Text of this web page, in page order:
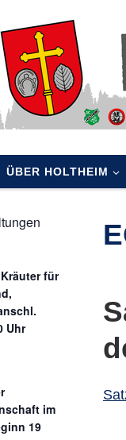
ÜBER HOLTHEIM
für
Uhr
im
19